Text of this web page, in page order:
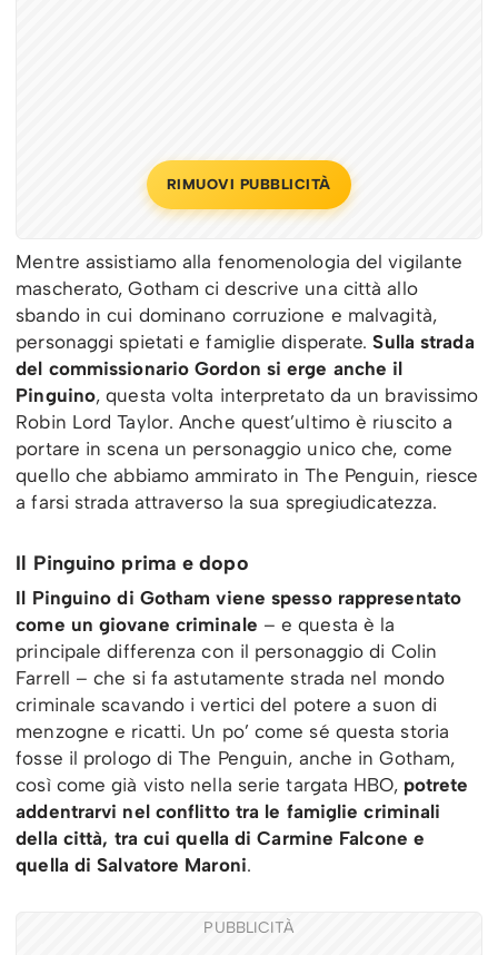
RIMUOVI PUBBLICITÀ
Mentre assistiamo alla fenomenologia del vigilante
mascherato, Gotham ci descrive una città allo
sbando in cui dominano corruzione e malvagità,
personaggi spietati e famiglie disperate.Sulla strada
del commissionario Gordon si erge anche il
Pinguino, questa volta interpretato da un bravissimo
Robin Lord Taylor. Anche quest’ultimo è riuscito a
portare in scena un personaggio unico che, come
quello che abbiamo ammirato in The Penguin, riesce
a farsi strada attraverso la sua spregiudicatezza.
Il Pinguino prima e dopo
Il Pinguino di Gotham viene spesso rappresentato
come un giovane criminale – e questa è la
principale differenza con il personaggio di Colin
Farrell – che si fa astutamente strada nel mondo
criminale scavando i vertici del potere a suon di
menzogne e ricatti. Un po’ come sé questa storia
fosse il prologo di The Penguin, anche in Gotham,
così come già visto nella serie targata HBO, potrete
addentrarvi nel conflitto tra le famiglie criminali
della città, tra cui quella di Carmine Falcone e
quella di Salvatore Maroni.
PUBBLICITÀ